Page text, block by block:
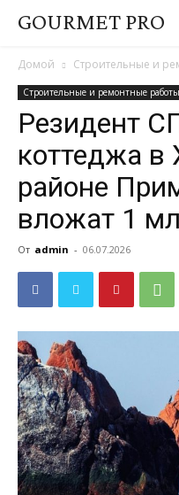
GOURMET PRO
Домой Строительные и
Строительные и ремонтные работы
Резидент
коттеджа в
районе
вложат 1
От admin - 06.07.2026